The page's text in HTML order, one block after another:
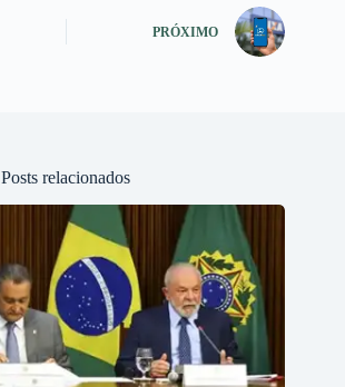
PRÓXIMO
Posts relacionados